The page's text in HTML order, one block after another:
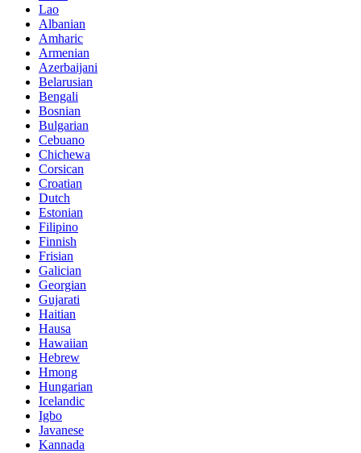
Lao
Albanian
Amharic
Armenian
Azerbaijani
Belarusian
Bengali
Bosnian
Bulgarian
Cebuano
Chichewa
Corsican
Croatian
Dutch
Estonian
Filipino
Finnish
Frisian
Galician
Georgian
Gujarati
Haitian
Hausa
Hawaiian
Hebrew
Hmong
Hungarian
Icelandic
Igbo
Javanese
Kannada